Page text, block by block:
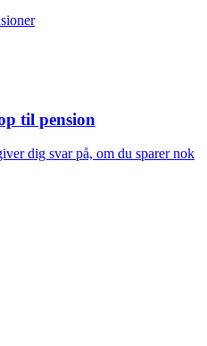
til pension
dig svar på, om du sparer nok